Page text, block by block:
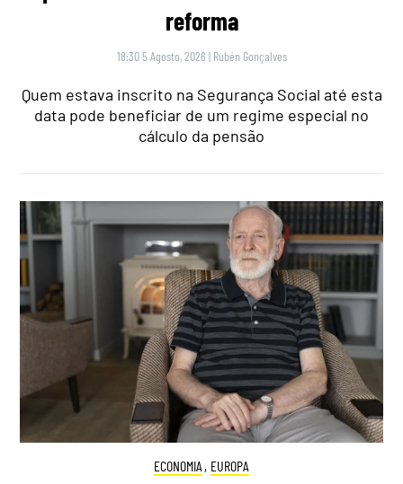
reforma
18:30 5 Agosto, 2026 | Rubén Gonçalves
Quem estava inscrito na Segurança Social até esta
data pode beneficiar de um regime especial no
cálculo da pensão
ECONOMIA , EUROPA